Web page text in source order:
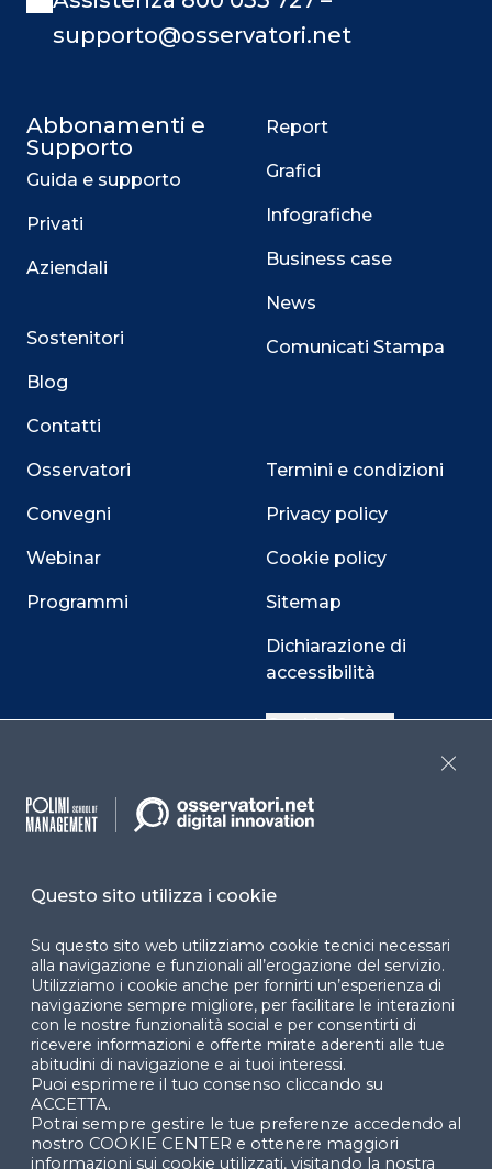
supporto@osservatori.net
Abbonamenti e
Supporto
Guida e supporto
Privati
Aziendali
Sostenitori
Blog
Contatti
Osservatori
Convegni
Webinar
Programmi
Report
Grafici
Infografiche
Business case
News
Comunicati Stampa
Termini e condizioni
Privacy policy
Cookie policy
Sitemap
Dichiarazione di
accessibilità
Cookie Center
Facebook LinkedIn
© 2024 Copyright © Politecnico di Milano Dipartimento
di Ingegneria Gestionale
Questo sito utilizza i cookie
Su questo sito web utilizziamo cookie tecnici necessari
alla navigazione e funzionali all’erogazione del servizio.
Utilizziamo i cookie anche per fornirti un’esperienza di
navigazione sempre migliore, per facilitare le interazioni
con le nostre funzionalità social e per consentirti di
ricevere informazioni e offerte mirate aderenti alle tue
abitudini di navigazione e ai tuoi interessi.
Puoi esprimere il tuo consenso cliccando su
ACCETTA.
Potrai sempre gestire le tue preferenze accedendo al
nostro COOKIE CENTER e ottenere maggiori
informazioni sui cookie utilizzati, visitando la nostra